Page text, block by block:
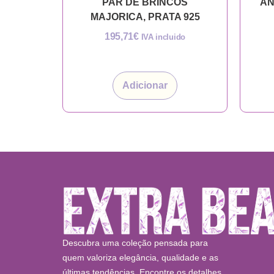
PAR DE BRINCOS
MAJORICA, PRATA 925
195,71€ IVA incluido
Adicionar
Descubra uma coleção pensada para
quem valoriza elegância, qualidade e as